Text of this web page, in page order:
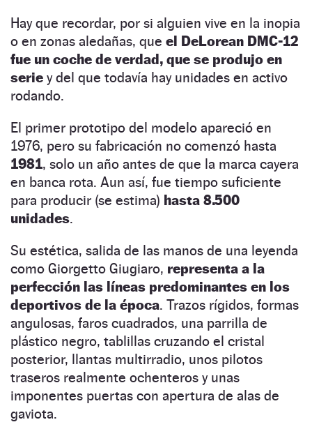
Hay que recordar, por si alguien vive en la inopia
o en zonas aledañas, que el DeLorean DMC-12
fue un coche de verdad, que se produjo en
serie y del que todavía hay unidades en activo
rodando.
El primer prototipo del modelo apareció en
1976, pero su fabricación no comenzó hasta
1981, solo un año antes de que la marca cayera
en banca rota. Aun así, fue tiempo suficiente
para producir (se estima) hasta 8.500
unidades.
Su estética, salida de las manos de una leyenda
como Giorgetto Giugiaro, representa a la
perfección las líneas predominantes en los
deportivos de la época. Trazos rígidos, formas
angulosas, faros cuadrados, una parrilla de
plástico negro, tablillas cruzando el cristal
posterior, llantas multirradio, unos pilotos
traseros realmente ochenteros y unas
imponentes puertas con apertura de alas de
gaviota.